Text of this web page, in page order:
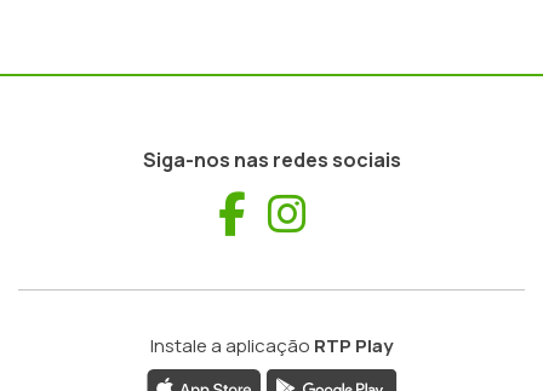
Siga-nos nas redes sociais
Facebook
Instale a aplicação RTP Play